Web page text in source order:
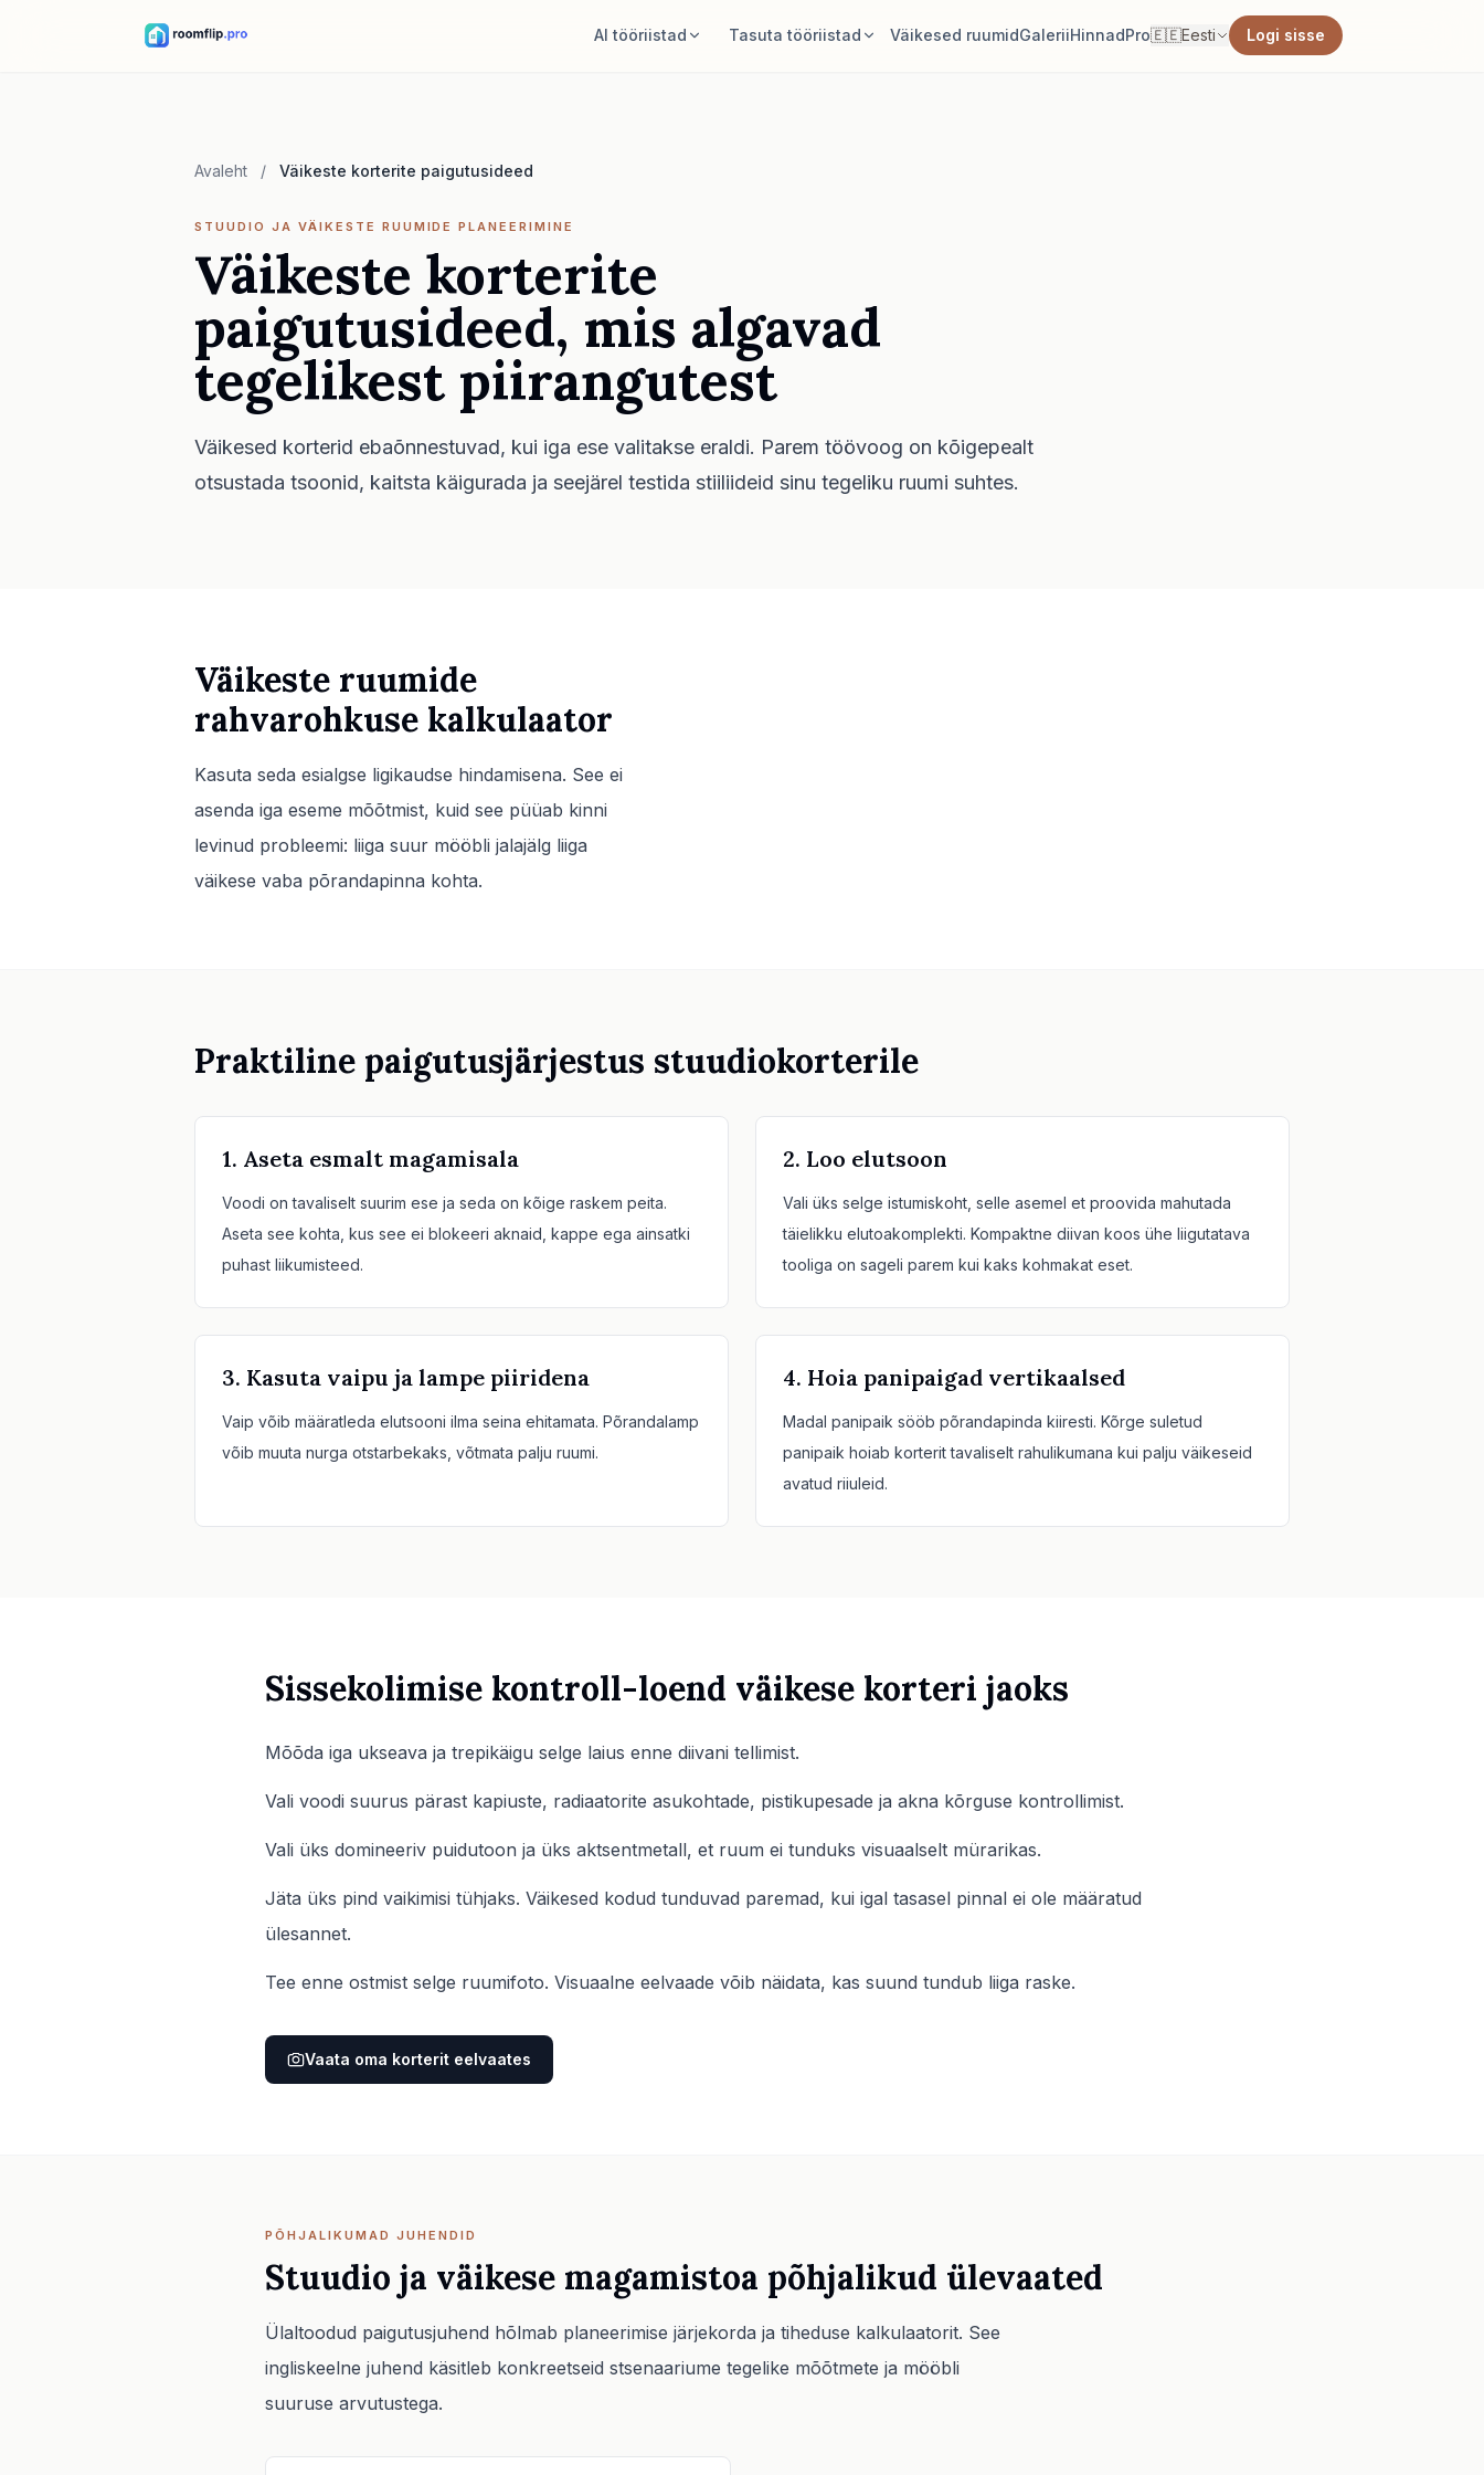
AI tööriistad
paigutused.
Proovi mööblit toas
Vaata diivanit, tooli või lauda enne
ostmist.
Tasuta tööriistad
laua ostu.
Väikesed ruumidGaleriiHinnadPro🇪🇪Eesti Logi sisse
Avaleht / Väikeste korterite paigutusideed
STUUDIO JA VÄIKESTE RUUMIDE PLANEERIMINE
Väikeste korterite
paigutusideed, mis algavad
tegelikest piirangutest
Väikesed korterid ebaõnnestuvad, kui iga ese valitakse eraldi. Parem töövoog on kõigepealt
otsustada tsoonid, kaitsta käigurada ja seejärel testida stiiliideid sinu tegeliku ruumi suhtes.
Väikeste ruumide
rahvarohkuse kalkulaator
Kasuta seda esialgse ligikaudse hindamisena. See ei
asenda iga eseme mõõtmist, kuid see püüab kinni
levinud probleemi: liiga suur mööbli jalajälg liiga
väikese vaba põrandapinna kohta.
Praktiline paigutusjärjestus stuudiokorterile
1. Aseta esmalt magamisala
Voodi on tavaliselt suurim ese ja seda on kõige raskem peita.
Aseta see kohta, kus see ei blokeeri aknaid, kappe ega ainsatki
puhast liikumisteed.
2. Loo elutsoon
Vali üks selge istumiskoht, selle asemel et proovida mahutada
täielikku elutoakomplekti. Kompaktne diivan koos ühe liigutatava
tooliga on sageli parem kui kaks kohmakat eset.
3. Kasuta vaipu ja lampe piiridena
Vaip võib määratleda elutsooni ilma seina ehitamata. Põrandalamp
võib muuta nurga otstarbekaks, võtmata palju ruumi.
4. Hoia panipaigad vertikaalsed
Madal panipaik sööb põrandapinda kiiresti. Kõrge suletud
panipaik hoiab korterit tavaliselt rahulikumana kui palju väikeseid
avatud riiuleid.
Sissekolimise kontroll-loend väikese korteri jaoks
Mõõda iga ukseava ja trepikäigu selge laius enne diivani tellimist.
Vali voodi suurus pärast kapiuste, radiaatorite asukohtade, pistikupesade ja akna kõrguse kontrollimist.
Vali üks domineeriv puidutoon ja üks aktsentmetall, et ruum ei tunduks visuaalselt mürarikas.
Jäta üks pind vaikimisi tühjaks. Väikesed kodud tunduvad paremad, kui igal tasasel pinnal ei ole määratud
ülesannet.
Tee enne ostmist selge ruumifoto. Visuaalne eelvaade võib näidata, kas suund tundub liiga raske.
Vaata oma korterit eelvaates
PÕHJALIKUMAD JUHENDID
Stuudio ja väikese magamistoa põhjalikud ülevaated
Ülaltoodud paigutusjuhend hõlmab planeerimise järjekorda ja tiheduse kalkulaatorit. See
ingliskeelne juhend käsitleb konkreetseid stsenaariume tegelike mõõtmete ja mööbli
suuruse arvutustega.